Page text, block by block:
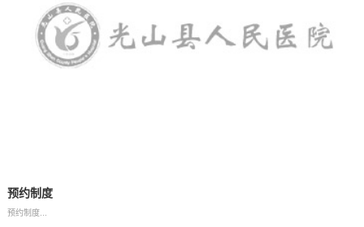
预约制度
预约制度...